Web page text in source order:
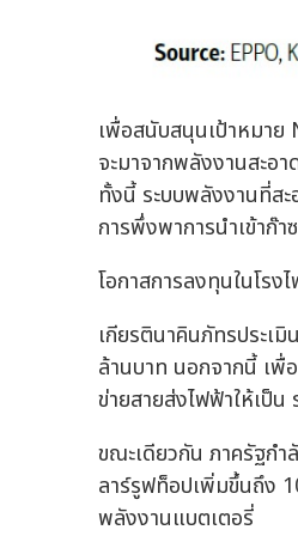
เพื่อสนับสนุนเป้าหมา
จะมาจากพลังงานสะอ
ทั้งนี้ ระบบพลังงานที่ส
การพึ่งพาการนำเข้าก๊า
โอกาสการลงทุนในโรง
เกียรตินาคินภัทรประเ
ล้านบาท นอกจากนี้ เพื่
ข่ายสายส่งไฟฟ้าให้เป็
ขณะเดียวกัน ภาครัฐกำ
ลาร์รูฟท็อปเพิ่มขึ้นถึง
พลังงานแบตเตอรี่